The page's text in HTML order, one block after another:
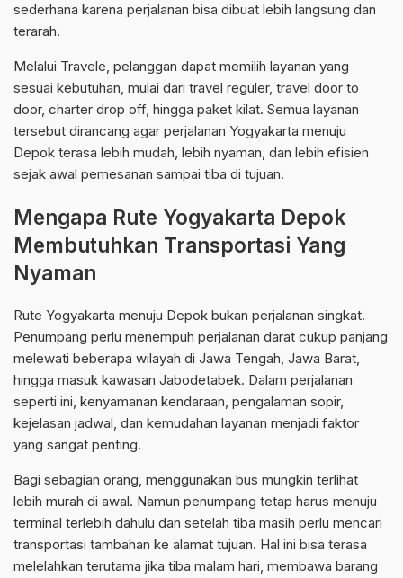
sederhana karena perjalanan bisa dibuat lebih langsung dan
terarah.
Melalui Travele, pelanggan dapat memilih layanan yang
sesuai kebutuhan, mulai dari travel reguler, travel door to
door, charter drop off, hingga paket kilat. Semua layanan
tersebut dirancang agar perjalanan Yogyakarta menuju
Depok terasa lebih mudah, lebih nyaman, dan lebih efisien
sejak awal pemesanan sampai tiba di tujuan.
Mengapa Rute Yogyakarta Depok
Membutuhkan Transportasi Yang
Nyaman
Rute Yogyakarta menuju Depok bukan perjalanan singkat.
Penumpang perlu menempuh perjalanan darat cukup panjang
melewati beberapa wilayah di Jawa Tengah, Jawa Barat,
hingga masuk kawasan Jabodetabek. Dalam perjalanan
seperti ini, kenyamanan kendaraan, pengalaman sopir,
kejelasan jadwal, dan kemudahan layanan menjadi faktor
yang sangat penting.
Bagi sebagian orang, menggunakan bus mungkin terlihat
lebih murah di awal. Namun penumpang tetap harus menuju
terminal terlebih dahulu dan setelah tiba masih perlu mencari
transportasi tambahan ke alamat tujuan. Hal ini bisa terasa
melelahkan terutama jika tiba malam hari, membawa barang